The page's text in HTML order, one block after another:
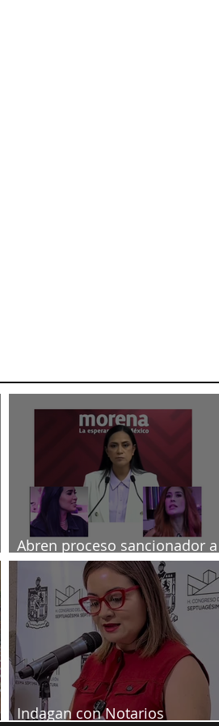
Abren proceso sancionador a
diputadas poblanas
Indagan con Notarios